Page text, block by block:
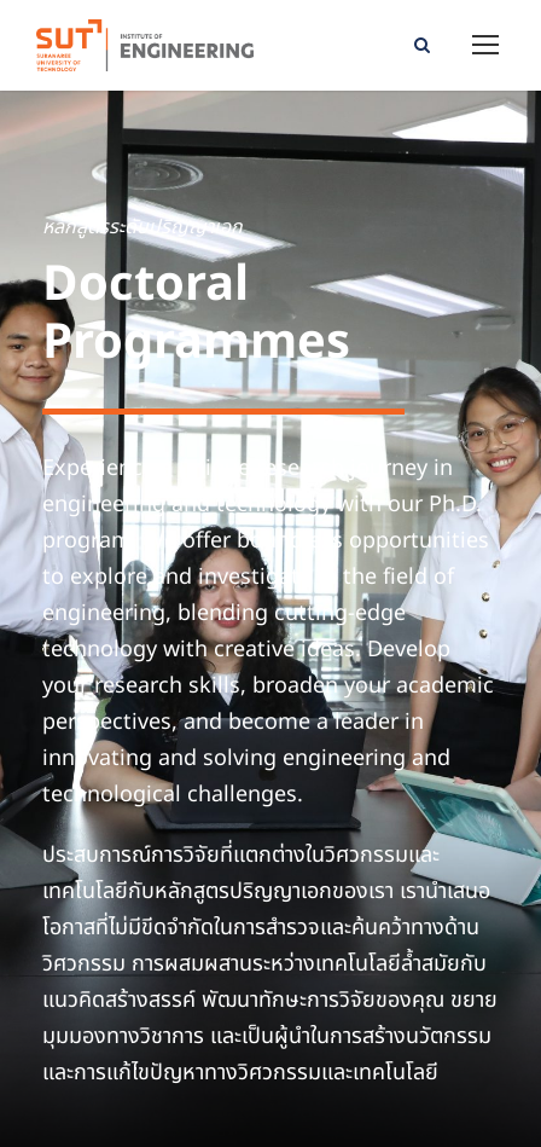
หลักสูตรระดับปริญญาเอก
Doctoral
Programmes
Experience a unique research journey in
engineering and technology with our Ph.D.
program. We offer boundless opportunities
to explore and investigate in the field of
engineering, blending cutting-edge
technology with creative ideas. Develop
your research skills, broaden your academic
perspectives, and become a leader in
innovating and solving engineering and
technological challenges.
ประสบการณ์การวิจัยที่แตกต่างในวิศวกรรมและ
เทคโนโลยีกับหลักสูตรปริญญาเอกของเรา เรานำเสนอ
โอกาสที่ไม่มีขีดจำกัดในการสำรวจและค้นคว้าทางด้าน
วิศวกรรม การผสมผสานระหว่างเทคโนโลยีล้ำสมัยกับ
แนวคิดสร้างสรรค์ พัฒนาทักษะการวิจัยของคุณ ขยาย
มุมมองทางวิชาการ และเป็นผู้นำในการสร้างนวัตกรรม
และการแก้ไขปัญหาทางวิศวกรรมและเทคโนโลยี